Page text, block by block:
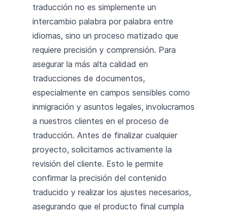
traducción no es simplemente un
intercambio palabra por palabra entre
idiomas, sino un proceso matizado que
requiere precisión y comprensión. Para
asegurar la más alta calidad en
traducciones de documentos,
especialmente en campos sensibles como
inmigración y asuntos legales, involucramos
a nuestros clientes en el proceso de
traducción. Antes de finalizar cualquier
proyecto, solicitamos activamente la
revisión del cliente. Esto le permite
confirmar la precisión del contenido
traducido y realizar los ajustes necesarios,
asegurando que el producto final cumpla